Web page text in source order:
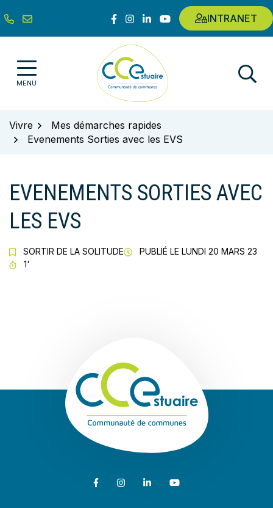
au
contenu
Lien vers le compte Facebook
Lien vers le compte Instagram
Lien vers le compte Linkedin
Lien vers la chaîne Youtube
INTRANET
MENU Communauté de communes de
Vivre
Mes démarches rapides
Evenements Sorties avec les EVS
EVENEMENTS SORTIES AVEC
LES EVS
SORTIR DE LA SOLITUDE PUBLIÉ LE LUNDI 20 MARS 23
TEMPS DE LECTURE
1'
Lien vers le compte Facebook
Lien vers le compte Instagram
Lien vers le compte Linkedin
Lien vers la chaîne